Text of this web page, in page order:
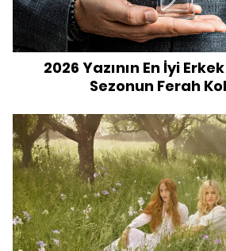
2026 Yazının En İyi
Sezonun Ferah